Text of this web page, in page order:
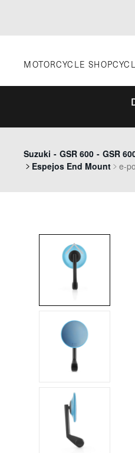
MOTORCYCLE SHOP
Suzuki - GSR 600 - GSR
Espejos End Mount
e-
Previous